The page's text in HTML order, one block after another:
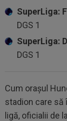
SuperLiga:
DGS 1
SuperLiga:
DGS 1
Cum orașul
stadion care să
ligă, oficialii de